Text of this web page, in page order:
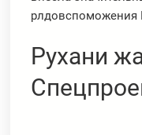
рлдовспоможения
Рухани